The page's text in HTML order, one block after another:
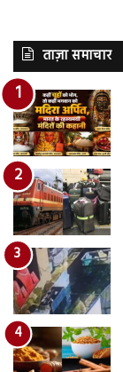
ताज़ा समाचार